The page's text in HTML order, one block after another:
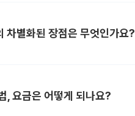
차별화된 장점은 무엇인가요?
, 요금은 어떻게 되나요?